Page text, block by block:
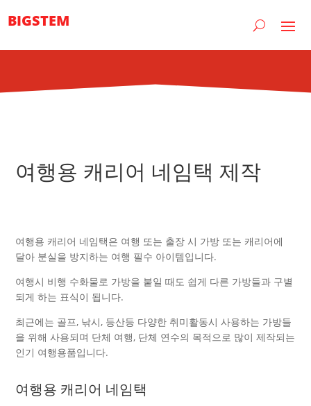
BIGSTEM
여행용 캐리어 네임택 제작
여행용 캐리어 네임택은 여행 또는 출장 시 가방 또는 캐리어에
달아 분실을 방지하는 여행 필수 아이템입니다.
여행시 비행 수화물로 가방을 붙일 때도 쉽게 다른 가방들과 구별
되게 하는 표식이 됩니다.
최근에는 골프, 낚시, 등산등 다양한 취미활동시 사용하는 가방들
을 위해 사용되며 단체 여행, 단체 연수의 목적으로 많이 제작되는
인기 여행용품입니다.
여행용 캐리어 네임택